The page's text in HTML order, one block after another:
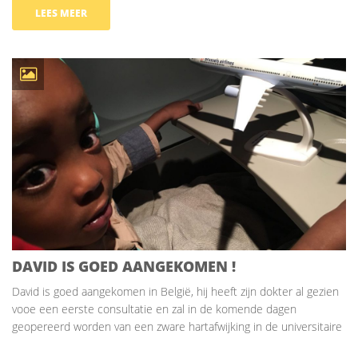
LEES MEER
DAVID IS GOED AANGEKOMEN !
David is goed aangekomen in België, hij heeft zijn dokter al gezien
vooe een eerste consultatie en zal in de komende dagen
geopereerd worden van een zware hartafwijking in de universitaire